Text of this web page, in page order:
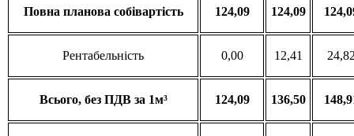
Повна планова собівартість 124,09 124,09
Рентабельність 0,00 12,41
Всього, без ПДВ за 1м³ 124,09 136,50